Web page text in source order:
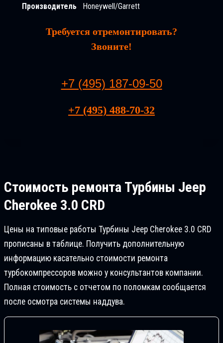
Производитель
Honeywell/Garrett
Требуется отремонтировать?
Звоните!
+7 (495) 187-09-50
+7 (495) 488-70-32
Стоимость ремонта Турбины Jeep
Cherokee 3.0 CRD
Цены на типовые работы Турбины Jeep Cherokee 3.0 CRD
прописаны в таблице. Получить дополнительную
информацию касательно стоимости ремонта
турбокомпрессоров можно у консультантов компании.
Полная стоимость с отчетом по поломкам сообщается
после осмотра системы наддува.